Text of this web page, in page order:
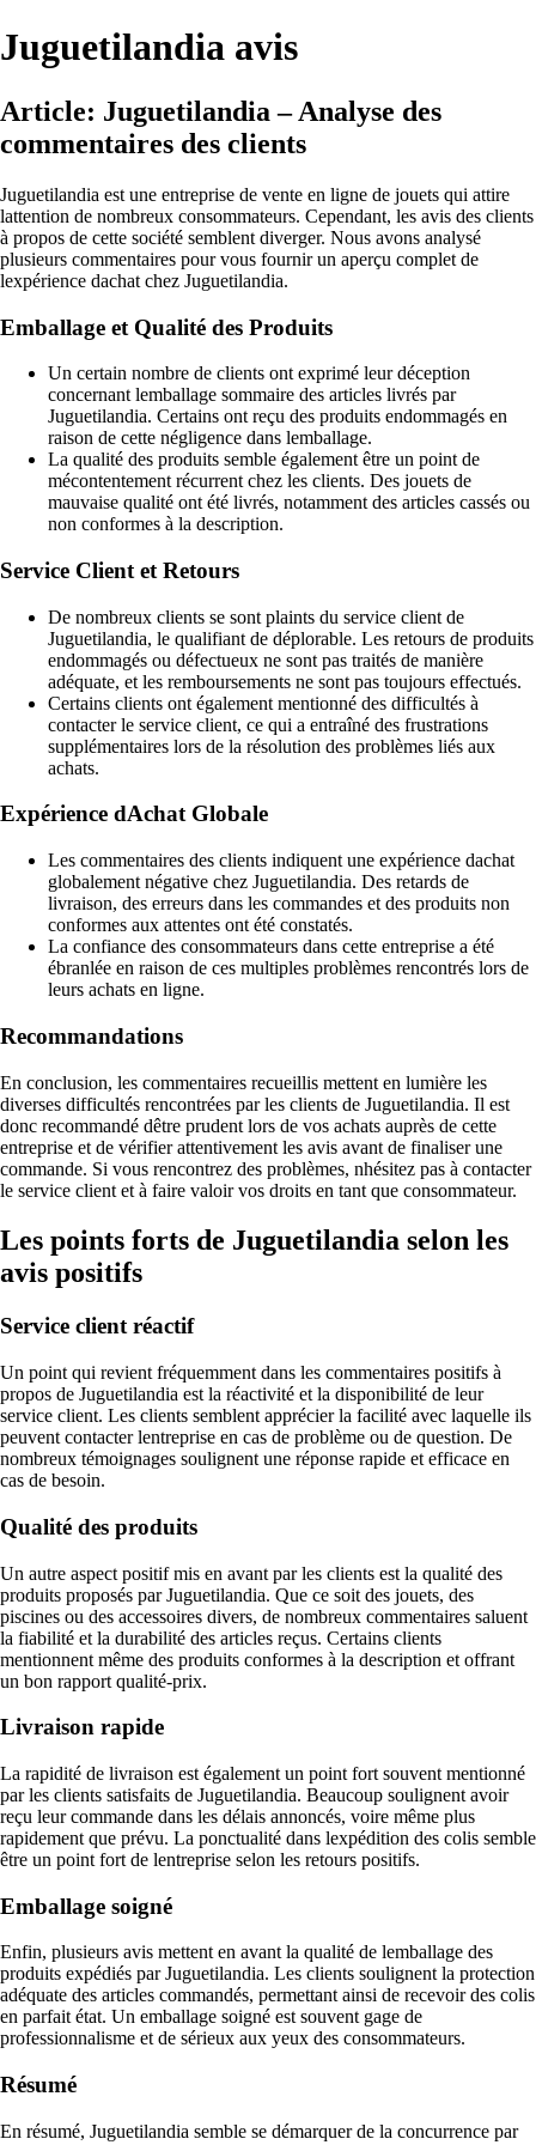
Juguetilandia avis
Article: Juguetilandia – Analyse des
commentaires des clients
Juguetilandia est une entreprise de vente en ligne de jouets qui attire
lattention de nombreux consommateurs. Cependant, les avis des clients
à propos de cette société semblent diverger. Nous avons analysé
plusieurs commentaires pour vous fournir un aperçu complet de
lexpérience dachat chez Juguetilandia.
Emballage et Qualité des Produits
Un certain nombre de clients ont exprimé leur déception
concernant lemballage sommaire des articles livrés par
Juguetilandia. Certains ont reçu des produits endommagés en
raison de cette négligence dans lemballage.
La qualité des produits semble également être un point de
mécontentement récurrent chez les clients. Des jouets de
mauvaise qualité ont été livrés, notamment des articles cassés ou
non conformes à la description.
Service Client et Retours
De nombreux clients se sont plaints du service client de
Juguetilandia, le qualifiant de déplorable. Les retours de produits
endommagés ou défectueux ne sont pas traités de manière
adéquate, et les remboursements ne sont pas toujours effectués.
Certains clients ont également mentionné des difficultés à
contacter le service client, ce qui a entraîné des frustrations
supplémentaires lors de la résolution des problèmes liés aux
achats.
Expérience dAchat Globale
Les commentaires des clients indiquent une expérience dachat
globalement négative chez Juguetilandia. Des retards de
livraison, des erreurs dans les commandes et des produits non
conformes aux attentes ont été constatés.
La confiance des consommateurs dans cette entreprise a été
ébranlée en raison de ces multiples problèmes rencontrés lors de
leurs achats en ligne.
Recommandations
En conclusion, les commentaires recueillis mettent en lumière les
diverses difficultés rencontrées par les clients de Juguetilandia. Il est
donc recommandé dêtre prudent lors de vos achats auprès de cette
entreprise et de vérifier attentivement les avis avant de finaliser une
commande. Si vous rencontrez des problèmes, nhésitez pas à contacter
le service client et à faire valoir vos droits en tant que consommateur.
Les points forts de Juguetilandia selon les
avis positifs
Service client réactif
Un point qui revient fréquemment dans les commentaires positifs à
propos de Juguetilandia est la réactivité et la disponibilité de leur
service client. Les clients semblent apprécier la facilité avec laquelle ils
peuvent contacter lentreprise en cas de problème ou de question. De
nombreux témoignages soulignent une réponse rapide et efficace en
cas de besoin.
Qualité des produits
Un autre aspect positif mis en avant par les clients est la qualité des
produits proposés par Juguetilandia. Que ce soit des jouets, des
piscines ou des accessoires divers, de nombreux commentaires saluent
la fiabilité et la durabilité des articles reçus. Certains clients
mentionnent même des produits conformes à la description et offrant
un bon rapport qualité-prix.
Livraison rapide
La rapidité de livraison est également un point fort souvent mentionné
par les clients satisfaits de Juguetilandia. Beaucoup soulignent avoir
reçu leur commande dans les délais annoncés, voire même plus
rapidement que prévu. La ponctualité dans lexpédition des colis semble
être un point fort de lentreprise selon les retours positifs.
Emballage soigné
Enfin, plusieurs avis mettent en avant la qualité de lemballage des
produits expédiés par Juguetilandia. Les clients soulignent la protection
adéquate des articles commandés, permettant ainsi de recevoir des colis
en parfait état. Un emballage soigné est souvent gage de
professionnalisme et de sérieux aux yeux des consommateurs.
Résumé
En résumé, Juguetilandia semble se démarquer de la concurrence par